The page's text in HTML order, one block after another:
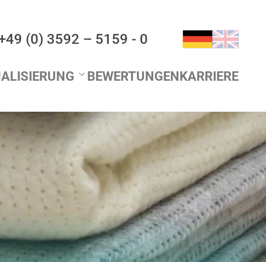
(0) 3592 – 5159 - 0
Schriftzug für Decken
Bordüre für Tücher
Verpackung
Etikettierung
BEWERTUNGENKARRIERE